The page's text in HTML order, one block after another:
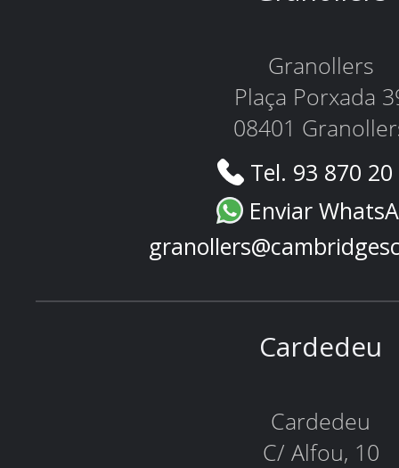
Granollers
Plaça Porxada
08401
Tel. 93 870
Enviar
Cardedeu
Cardedeu
C/ Alfou, 10